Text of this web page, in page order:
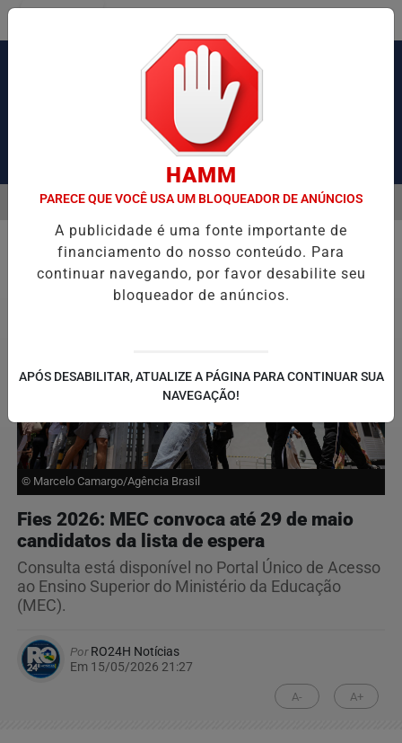
Pesquisar Notícia
CONGESTIONAMENTO DE MAIS DE 2 MIL KM OPERAÇÃO DA
EM ALTA
MENU
Educação
© Marcelo Camargo/Agência Brasil
Fies 2026: MEC convoca até 29 de maio
candidatos da lista de espera
Consulta está disponível no Portal Único de Acesso
ao Ensino Superior do Ministério da Educação
(MEC).
PorRO24H Notícias
Em 15/05/2026 21:27
A- A+
HAMM
PARECE QUE VOCÊ USA UM BLOQUEADOR DE ANÚNCIOS
A publicidade é uma fonte importante de
financiamento do nosso conteúdo. Para
continuar navegando, por favor desabilite seu
bloqueador de anúncios.
APÓS DESABILITAR, ATUALIZE A PÁGINA PARA CONTINUAR SUA
NAVEGAÇÃO!